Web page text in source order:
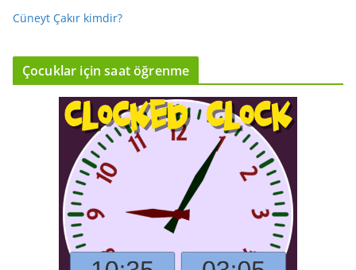
Cüneyt Çakır kimdir?
Çocuklar için saat öğrenme